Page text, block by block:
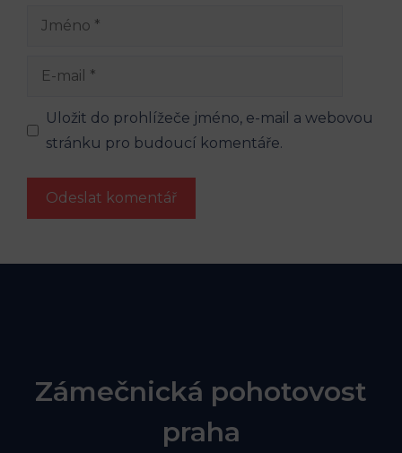
Jméno
Uložit do prohlížeče jméno, e-mail a webovou
stránku pro budoucí komentáře.
Zámečnická pohotovost
praha